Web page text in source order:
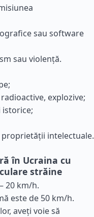
sau software
sau violență.
explozive;
istorice;
intelectuale.
în Ucraina cu
străine
20 km/h.
este de 50 km/h.
aveți voie să